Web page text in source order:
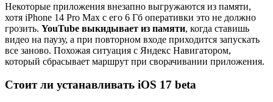
Некоторые приложения внезапно выгружаются из памяти,
хотя iPhone 14 Pro Max с его 6 Гб оперативки это не должно
грозить. YouTube выкидывает из памяти, когда ставишь
видео на паузу, а при повторном входе приходится запускать
все заново. Похожая ситуация с Яндекс Навигатором,
который сбрасывает маршрут при сворачивании приложения.
Стоит ли устанавливать iOS 17 beta